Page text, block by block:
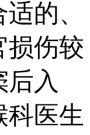
的、
损伤较
入
科医生